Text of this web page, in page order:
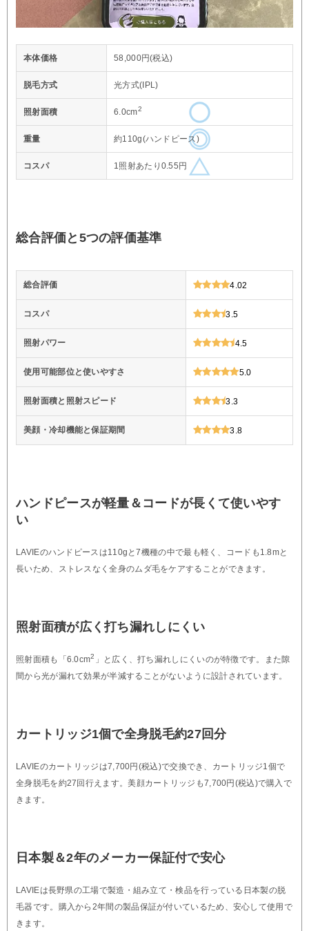
本体価格 58,000円(税込)
脱毛方式 光方式(IPL)
照射面積 6.0cm2
重量 約110g(ハンドピース)
コスパ 1照射あたり0.55円
総合評価と5つの評価基準
総合評価 4.02
コスパ 3.5
照射パワー 4.5
使用可能部位と使いやすさ 5.0
照射面積と照射スピード 3.3
美顔・冷却機能と保証期間 3.8
ハンドピースが軽量＆コードが長くて使いやす
い
LAVIEのハンドピースは110gと7機種の中で最も軽く、コードも1.8mと
長いため、ストレスなく全身のムダ毛をケアすることができます。
照射面積が広く打ち漏れしにくい
照射面積も「6.0cm2 」と広く、打ち漏れしにくいのが特徴です。また隙
間から光が漏れて効果が半減することがないように設計されています。
カートリッジ1個で全身脱毛約27回分
LAVIEのカートリッジは7,700円(税込)で交換でき、カートリッジ1個で
全身脱毛を約27回行えます。美顔カートリッジも7,700円(税込)で購入で
きます。
日本製＆2年のメーカー保証付で安心
LAVIEは長野県の工場で製造・組み立て・検品を行っている日本製の脱
毛器です。購入から2年間の製品保証が付いているため、安心して使用で
きます。